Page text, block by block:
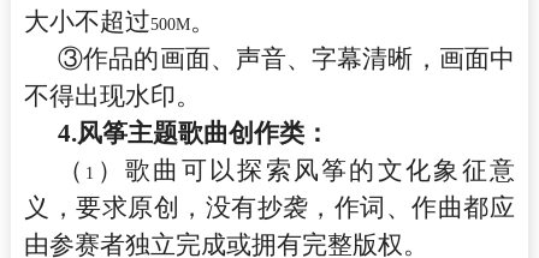
大小不超过500M。
③作品的画面、声音、字幕清晰，画面中
不得出现水印。
4.风筝主题歌曲创作类：
（ 1 ）歌曲可以探索风筝的文化象征意
义，要求原创，没有抄袭，作词、作曲都应
由参赛者独立完成或拥有完整版权。